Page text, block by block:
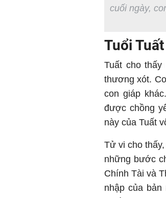
cuối ngày,
Tuổi Tuất
Tuất cho
thương xót.
con giáp
được chồng
này của Tuất
Tử vi cho
những bước
Chính Tài và
nhập của